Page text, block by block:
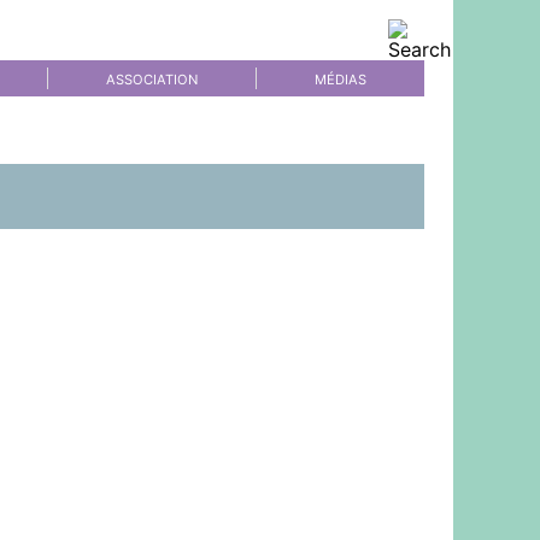
ASSOCIATION MÉDIAS